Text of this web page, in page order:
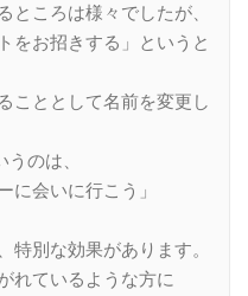
ところは様々でしたが、
をお招きする」というと
こととして名前を変更し
のは、
に会いに行こう」
特別な効果があります。
れているような方に